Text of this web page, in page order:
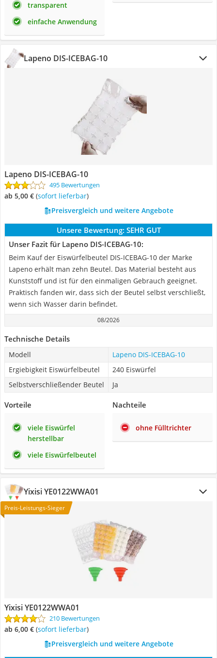
transparent
einfache Anwendung
Lapeno DIS-ICEBAG-10
Lapeno DIS-ICEBAG-10
495 Bewertungen
ab 5,00 € ( Sofort lieferbar)
Preisvergleich und weitere Angebote
Unsere Bewertung: SEHR GUT
Unser Fazit für Lapeno DIS-ICEBAG-10:
Beim Kauf der Eiswürfelbeutel DIS-ICEBAG-10 der Marke
Lapeno erhält man zehn Beutel. Das Material besteht aus
Kunststoff und ist für den einmaligen Gebrauch geeignet.
Praktisch fanden wir, dass sich der Beutel selbst verschließt,
wenn sich Wasser darin befindet.
08/2026
Technische Details
Modell
Lapeno DIS-ICEBAG-10
Ergiebigkeit Eiswürfelbeutel
240 Eiswürfel
Selbstverschließender Beutel
Ja
Vorteile
viele Eiswürfel
herstellbar
viele Eiswürfelbeutel
Nachteile
ohne Fülltrichter
Yixisi YE0122WWA01
Preis-Leistungs-Sieger
Yixisi YE0122WWA01
210 Bewertungen
ab 6,00 € ( Sofort lieferbar)
Preisvergleich und weitere Angebote